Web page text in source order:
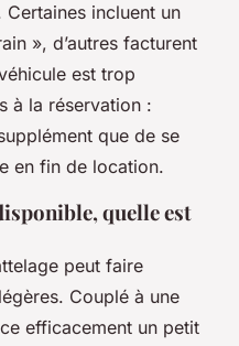
incluent un
», d’autres facturent
est trop
à la réservation :
que de se
en fin de location.
quelle est
peut faire
Couplé à une
efficacement un petit